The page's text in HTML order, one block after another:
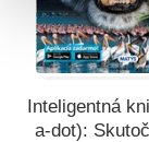
Inteligentná
a-dot):